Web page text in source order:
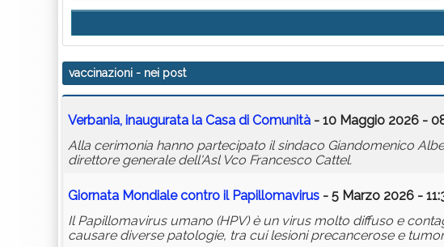
vaccinazioni - nei post
Verbania, inaugurata la Casa di Comunità - 10 Maggio 2026 -
Alla cerimonia hanno partecipato il sindaco Giandomenico
direttore generale dell'Asl Vco Francesco Cattel.
Giornata Mondiale contro il Papillomavirus - 5 Marzo 2026 -
Il Papillomavirus umano (HPV) è un virus molto diffuso e
causare diverse patologie, tra cui lesioni precancerose e